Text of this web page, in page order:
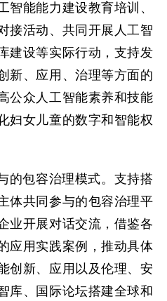
智能能力建设教育培训、
接活动、共同开展人工智
建设等实际行动，支持发
新、应用、治理等方面的
公众人工智能素养和技能
妇女儿童的数字和智能权
的包容治理模式。支持搭
体共同参与的包容治理平
业开展对话交流，借鉴各
应用实践案例，推动具体
创新、应用以及伦理、安
库、国际论坛搭建全球和